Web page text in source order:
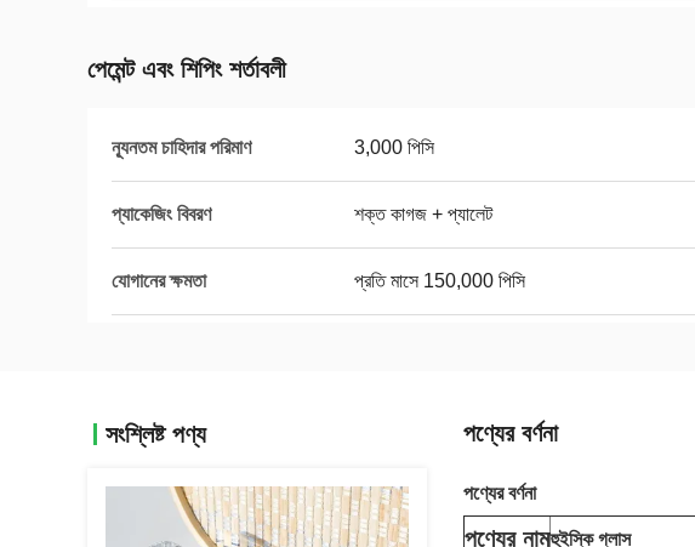
পেমেন্ট এবং শিপিং শর্তাবলী
ন্যূনতম চাহিদার পরিমাণ 3,000 পিসি
প্যাকেজিং বিবরণ শক্ত কাগজ + প্যালেট
যোগানের ক্ষমতা প্রতি মাসে 150,000 পিসি
সংশ্লিষ্ট পণ্য পণ্যের বর্ণনা
পণ্যের বর্ণনা
পণ্যের নামহুইস্কি গ্লাস